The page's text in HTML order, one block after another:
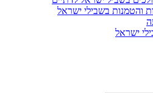
והטמנות בשבילי ישראל
ישראל